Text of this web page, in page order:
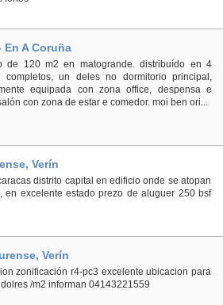
A Coruña
de 120 m2 en matogrande. distribuído en 4
completos, un deles no dormitorio principal,
equipada con zona office, despensa e
con zona de estar e comedor. moi ben ori...
Verín
distrito capital en edificio onde se atopan
excelente estado prezo de aluguer 250 bsf
Verín
zonificación r4-pc3 excelente ubicacion para
/m2 informan 04143221559